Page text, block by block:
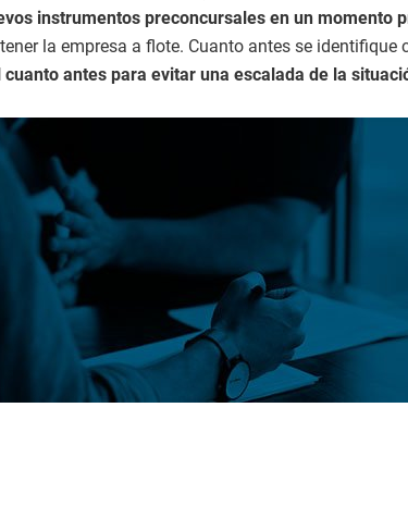
instrumentos preconcursales en un momento
la empresa a flote. Cuanto antes se identifique
antes para evitar una escalada de la